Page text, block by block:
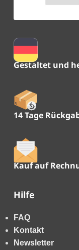
Gestaltet und
14 Tage
Kauf auf
Hilfe
FAQ
Kontakt
Newsletter